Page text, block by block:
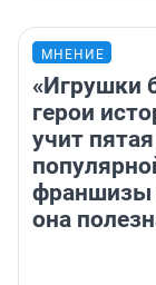
МНЕНИЕ
«Игрушки
герои
учит
франшизы
она